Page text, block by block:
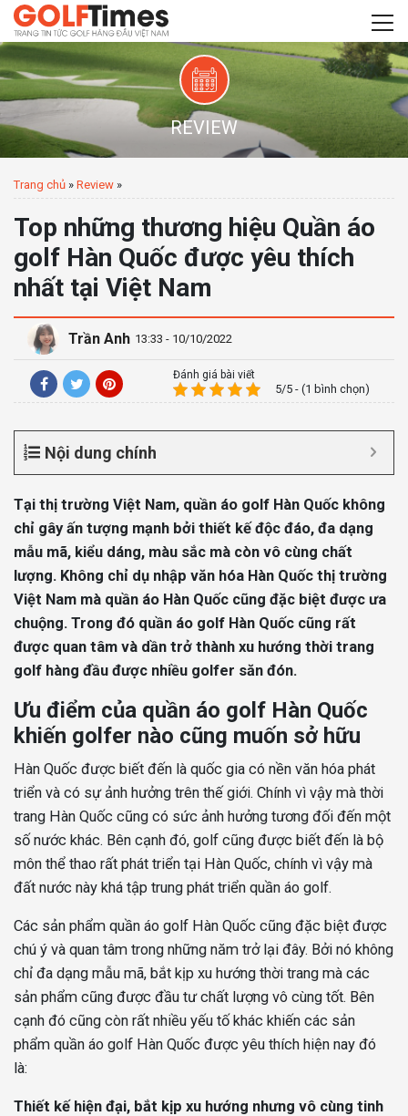
REVIEW
Trang chủ » Review »
Top những thương hiệu Quần áo
golf Hàn Quốc được yêu thích
nhất tại Việt Nam
Trần Anh 13:33 - 10/10/2022
Đánh giá bài viết
5/5 - (1 bình chọn)
Nội dung chính
Tại thị trường Việt Nam, quần áo golf Hàn Quốc không
chỉ gây ấn tượng mạnh bởi thiết kế độc đáo, đa dạng
mẫu mã, kiểu dáng, màu sắc mà còn vô cùng chất
lượng. Không chỉ dụ nhập văn hóa Hàn Quốc thị trường
Việt Nam mà quần áo Hàn Quốc cũng đặc biệt được ưa
chuộng. Trong đó quần áo golf Hàn Quốc cũng rất
được quan tâm và dần trở thành xu hướng thời trang
golf hàng đầu được nhiều golfer săn đón.
Ưu điểm của quần áo golf Hàn Quốc
khiến golfer nào cũng muốn sở hữu
Hàn Quốc được biết đến là quốc gia có nền văn hóa phát
triển và có sự ảnh hưởng trên thế giới. Chính vì vậy mà thời
trang Hàn Quốc cũng có sức ảnh hưởng tương đối đến một
số nước khác. Bên cạnh đó, golf cũng được biết đến là bộ
môn thể thao rất phát triển tại Hàn Quốc, chính vì vậy mà
đất nước này khá tập trung phát triển quần áo golf.
Các sản phẩm quần áo golf Hàn Quốc cũng đặc biệt được
chú ý và quan tâm trong những năm trở lại đây. Bởi nó không
chỉ đa dạng mẫu mã, bắt kịp xu hướng thời trang mà các
sản phẩm cũng được đầu tư chất lượng vô cùng tốt. Bên
cạnh đó cũng còn rất nhiều yếu tố khác khiến các sản
phẩm quần áo golf Hàn Quốc được yêu thích hiện nay đó
là:
Thiết kế hiện đại, bắt kịp xu hướng nhưng vô cùng tinh